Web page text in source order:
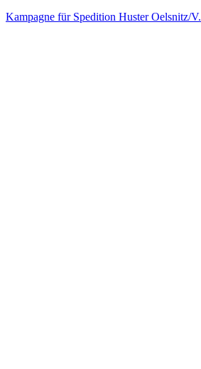
Kampagne für Spedition Huster Oelsnitz/V.